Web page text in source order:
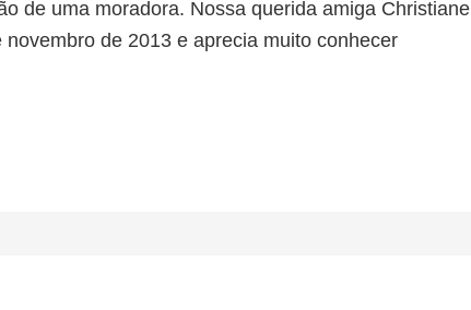
de uma moradora. Nossa querida amiga Christiane
de 2013 e aprecia muito conhecer